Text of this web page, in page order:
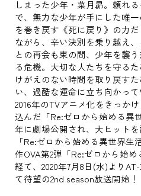
しまった少年・菜月昴。頼れ
で、無力な少年が手にした唯
を巻き戻す《死に戻り》の力
ながら、辛い決別を乗り越え
との再会も束の間、少年を襲
る危機。大切な人たちを守る
けがえのない時間を取り戻す
い、過酷な運命に立ち向かって
2016年のTVアニメ化をきっか
込んだ「Re:ゼロから始める異
年に劇場公開され、大ヒット
「Re:ゼロから始める異世界生
作OVA第2弾「Re:ゼロから始
経て、2020年7月8日(水)より
て待望の2nd season放送開始！